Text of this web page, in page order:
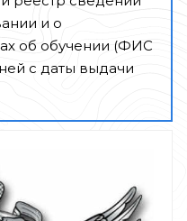
и о
об обучении (ФИС
с даты выдачи